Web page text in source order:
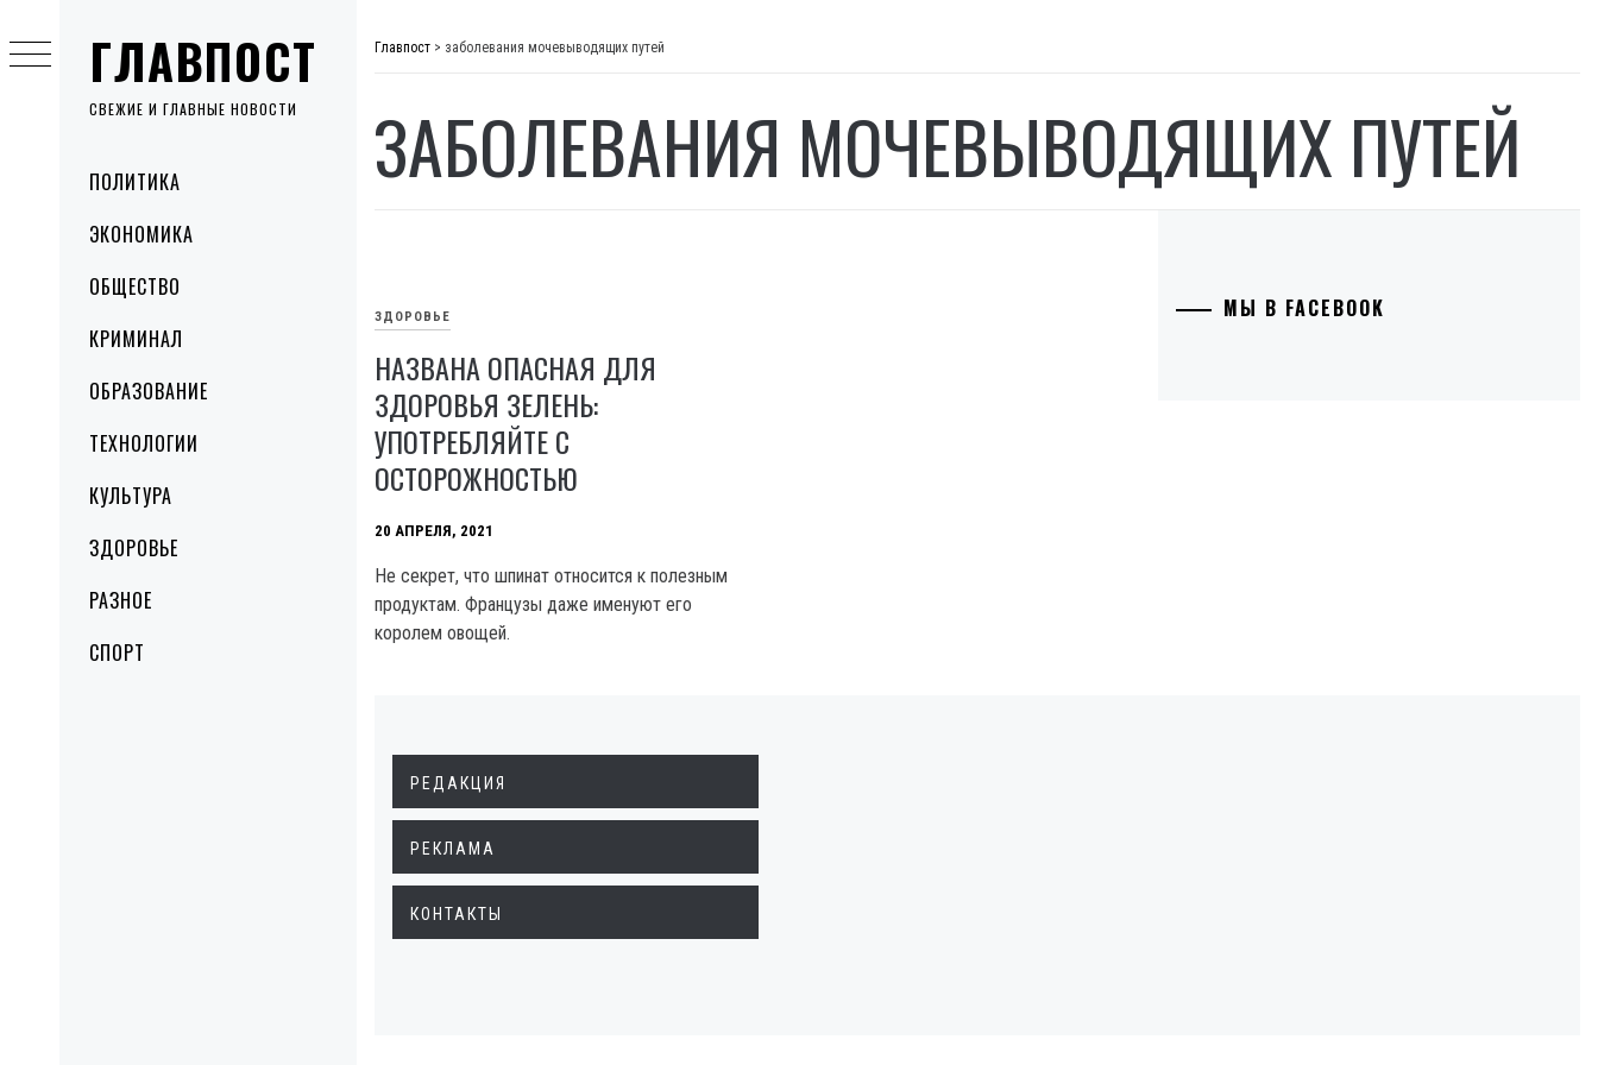
ГЛАВПОСТ
СВЕЖИЕ И ГЛАВНЫЕ НОВОСТИ
MenuПОЛИТИКА
ЭКОНОМИКА
ОБЩЕСТВО
КРИМИНАЛ
ОБРАЗОВАНИЕ
ТЕХНОЛОГИИ
КУЛЬТУРА
ЗДОРОВЬЕ
РАЗНОЕ
СПОРТ
to
content
Главпост > заболевания мочевыводящих путей
ЗАБОЛЕВАНИЯ МОЧЕВЫВОДЯЩИХ ПУТЕЙ
ЗДОРОВЬЕ
НАЗВАНА ОПАСНАЯ ДЛЯ
ЗДОРОВЬЯ ЗЕЛЕНЬ:
УПОТРЕБЛЯЙТЕ С
ОСТОРОЖНОСТЬЮ
20 АПРЕЛЯ, 2021
Не секрет, что шпинат относится к полезным
продуктам. Французы даже именуют его
королем овощей.
МЫ В FACEBOOK
РЕДАКЦИЯ
РЕКЛАМА
КОНТАКТЫ